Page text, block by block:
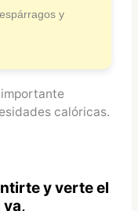
y
importante
calóricas.
y verte el
ya,